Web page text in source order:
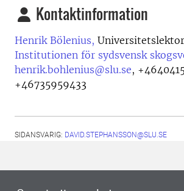
Kontaktinformation
Henrik Bölenius, Universitetslektor
Institutionen för sydsvensk
henrik.bohlenius@slu.se,
+46735959433
SIDANSVARIG: DAVID.STEPHANSSON@SLU.SE